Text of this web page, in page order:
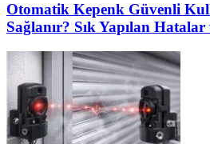
Otomatik Kepenk Güvenli
Sağlanır? Sık Yapılan